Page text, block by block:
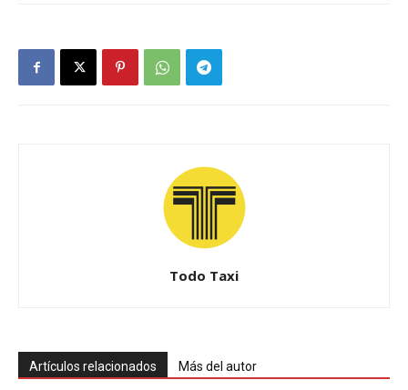
Todo Taxi
Artículos relacionados Más del autor